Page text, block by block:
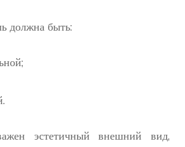
должна быть:
эстетичный внешний вид,